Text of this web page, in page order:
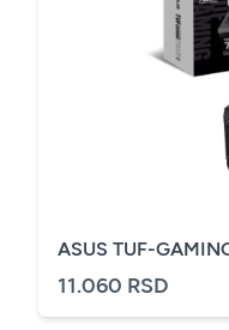
ASUS TUF-
11.060 RSD